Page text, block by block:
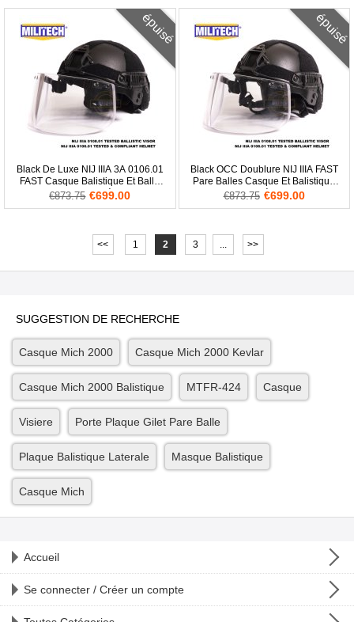
Black De Luxe NIJ IIIA 3A 0106.01
FAST Casque Balistique Et Balle
Preuve Visière
€873.75 €699.00
épuisé
Black OCC Doublure NIJ IIIA FAST
Pare Balles Casque Et Balistique
Visière
€873.75 €699.00
épuisé
<< 1 2 3 ... >>
SUGGESTION DE RECHERCHE
Casque Mich 2000 Casque Mich 2000 Kevlar
Casque Mich 2000 Balistique MTFR-424 Casque
Visiere Porte Plaque Gilet Pare Balle
Plaque Balistique Laterale Masque Balistique
Casque Mich
Accueil
Se connecter / Créer un compte